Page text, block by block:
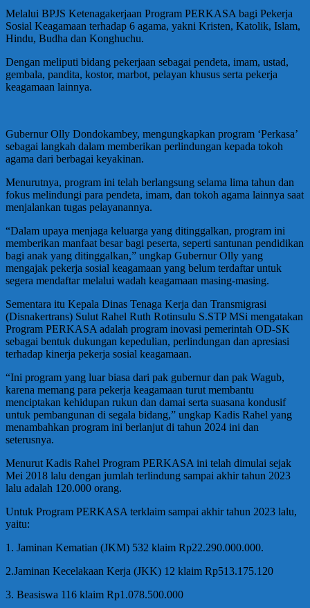
Melalui BPJS Ketenagakerjaan Program PERKASA bagi Pekerja
Sosial Keagamaan terhadap 6 agama, yakni Kristen, Katolik, Islam,
Hindu, Budha dan Konghuchu.
Dengan meliputi bidang pekerjaan sebagai pendeta, imam, ustad,
gembala, pandita, kostor, marbot, pelayan khusus serta pekerja
keagamaan lainnya.
Gubernur Olly Dondokambey, mengungkapkan program ‘Perkasa’
sebagai langkah dalam memberikan perlindungan kepada tokoh
agama dari berbagai keyakinan.
Menurutnya, program ini telah berlangsung selama lima tahun dan
fokus melindungi para pendeta, imam, dan tokoh agama lainnya saat
menjalankan tugas pelayanannya.
“Dalam upaya menjaga keluarga yang ditinggalkan, program ini
memberikan manfaat besar bagi peserta, seperti santunan pendidikan
bagi anak yang ditinggalkan,” ungkap Gubernur Olly yang
mengajak pekerja sosial keagamaan yang belum terdaftar untuk
segera mendaftar melalui wadah keagamaan masing-masing.
Sementara itu Kepala Dinas Tenaga Kerja dan Transmigrasi
(Disnakertrans) Sulut Rahel Ruth Rotinsulu S.STP MSi mengatakan
Program PERKASA adalah program inovasi pemerintah OD-SK
sebagai bentuk dukungan kepedulian, perlindungan dan apresiasi
terhadap kinerja pekerja sosial keagamaan.
“Ini program yang luar biasa dari pak gubernur dan pak Wagub,
karena memang para pekerja keagamaan turut membantu
menciptakan kehidupan rukun dan damai serta suasana kondusif
untuk pembangunan di segala bidang,” ungkap Kadis Rahel yang
menambahkan program ini berlanjut di tahun 2024 ini dan
seterusnya.
Menurut Kadis Rahel Program PERKASA ini telah dimulai sejak
Mei 2018 lalu dengan jumlah terlindung sampai akhir tahun 2023
lalu adalah 120.000 orang.
Untuk Program PERKASA terklaim sampai akhir tahun 2023 lalu,
yaitu:
1. Jaminan Kematian (JKM) 532 klaim Rp22.290.000.000.
2.Jaminan Kecelakaan Kerja (JKK) 12 klaim Rp513.175.120
3. Beasiswa 116 klaim Rp1.078.500.000